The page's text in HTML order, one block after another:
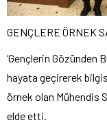
GENÇLERE ÖRNEK
‘Gençlerin Gözünden
hayata geçirerek
örnek olan Mühendis
elde etti.